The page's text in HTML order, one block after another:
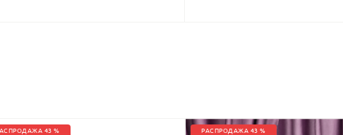
43 % РАСПРОДАЖА 43 %